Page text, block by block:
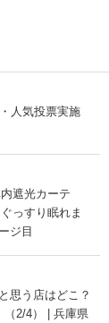
人気投票実施
遮光カーテ
っすり眠れま
ジ目
思う店はどこ？
（2/4） | 兵庫県